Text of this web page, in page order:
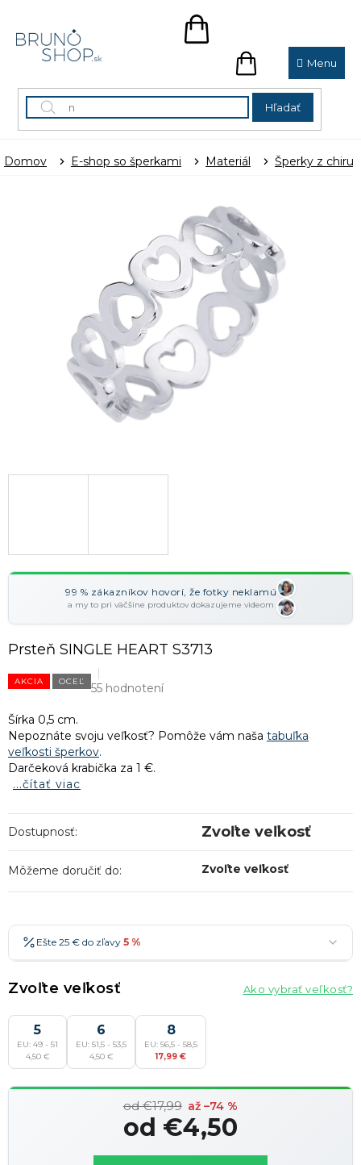
obsah
Hľadať
NÁKUPNÝ
NÁKUPNÝ
KOŠÍK
Domov E-shop so šperkami Materiál Šperky z
99 % zákazníkov hovorí, že fotky neklamú
a my to pri väčšine produktov dokazujeme videom
Prsteň SINGLE HEART S3713
AKCIA OCEĽ 55 hodnotení
Šírka 0,5 cm.
Nepoznáte svoju veľkosť? Pomôže vám naša tabuľka
veľkosti šperkov.
Darčeková krabička za 1 €.
...čítať viac
Dostupnosť: Zvoľte veľkosť
Môžeme doručiť do: Zvoľte veľkosť
Ešte 25 € do zľavy 5 %
47 € -10 %
58 € -15 %
Zvoľte veľkosť Ako vybrať veľkosť?
5
EU: 49 - 51
4,50 €
6
EU: 51,5 - 53,5
4,50 €
8
EU: 56,5 - 58,5
17,99 €
od €17,99 až –74 %
od €4,50